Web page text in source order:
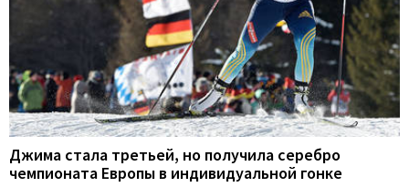
Джима стала третьей, но получила серебро
чемпионата Европы в индивидуальной гонке